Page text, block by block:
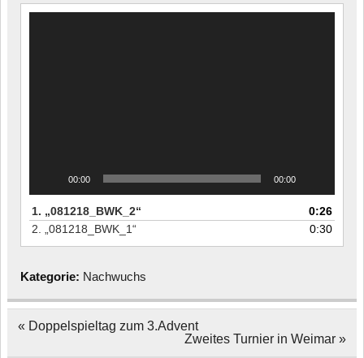
00:00 00:00
1. „081218_BWK_2“
0:26
2.
„081218_BWK_1“ 0:30
Kategorie: Nachwuchs
Beitragsnavigation
« Doppelspieltag zum 3.Advent
Zweites Turnier in Weimar »